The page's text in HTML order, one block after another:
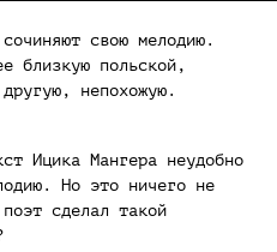
свою мелодию.
близкую польской,
непохожую.
Ицика Мангера неудобно
Но это ничего не
сделал такой